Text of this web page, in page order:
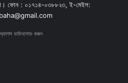
ফোন : ০১৭১৪-০৩৮৮২৩, ই-মেইল:
ডাউনলোড করুন